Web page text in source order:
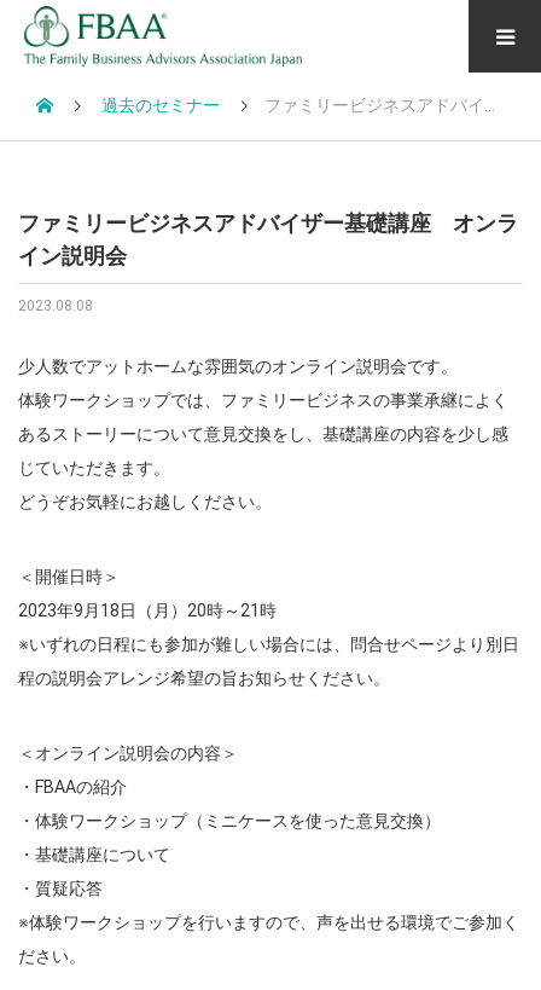
過去のセミナー ファミリービジネスアドバイザー基礎講座 オンライン説明会
ファミリービジネスアドバイザー基礎講座 オンラ
イン説明会
2023.08.08
少人数でアットホームな雰囲気のオンライン説明会です。
体験ワークショップでは、ファミリービジネスの事業承継によく
あるストーリーについて意見交換をし、基礎講座の内容を少し感
じていただきます。
どうぞお気軽にお越しください。
＜開催日時＞
2023年9月18日（月）20時～21時
※いずれの日程にも参加が難しい場合には、
問合せページより別日
程の説明会アレンジ希望の旨お知らせくださ い。
＜オンライン説明会の内容＞
・FBAAの紹介
・体験ワークショップ（ミニケースを使った意見交換）
・基礎講座について
・質疑応答
※体験ワークショップを行いますので、声を出せる環境でご参加く
ださい。